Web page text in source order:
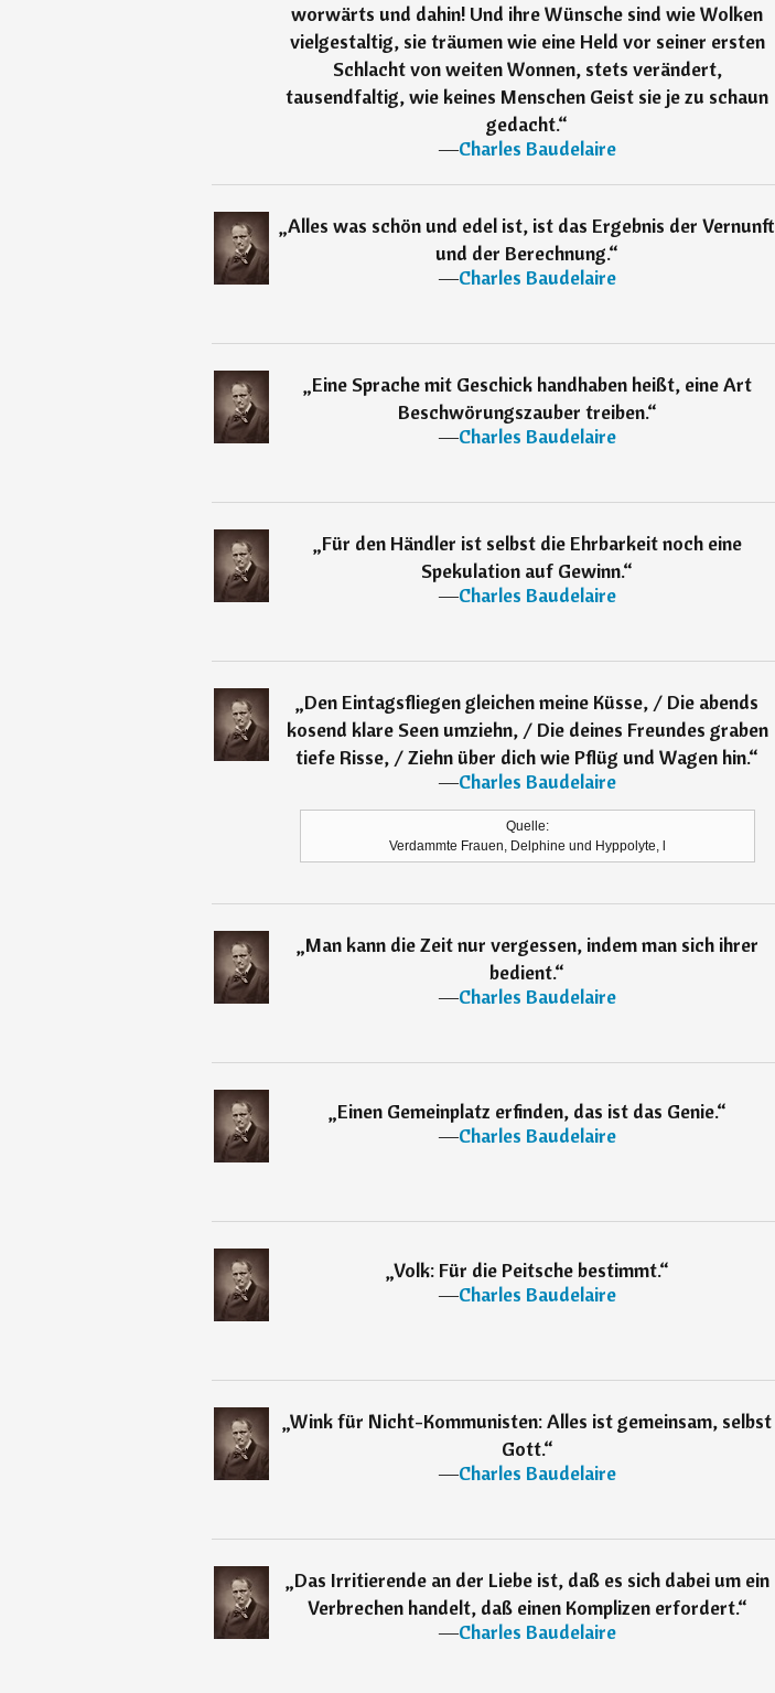
worwärts und dahin! Und ihre Wünsche sind wie Wolken
vielgestaltig, sie träumen wie eine Held vor seiner ersten
Schlacht von weiten Wonnen, stets verändert,
tausendfaltig, wie keines Menschen Geist sie je zu schaun
gedacht.“
―Charles Baudelaire
„Alles was schön und edel ist, ist das Ergebnis der Vernunft
und der Berechnung.“
―Charles Baudelaire
„Eine Sprache mit Geschick handhaben heißt, eine Art
Beschwörungszauber treiben.“
―Charles Baudelaire
„Für den Händler ist selbst die Ehrbarkeit noch eine
Spekulation auf Gewinn.“
―Charles Baudelaire
„Den Eintagsfliegen gleichen meine Küsse, / Die abends
kosend klare Seen umziehn, / Die deines Freundes graben
tiefe Risse, / Ziehn über dich wie Pflüg und Wagen hin.“
―Charles Baudelaire
Quelle:
Verdammte Frauen, Delphine und Hyppolyte, l
„Man kann die Zeit nur vergessen, indem man sich ihrer
bedient.“
―Charles Baudelaire
„Einen Gemeinplatz erfinden, das ist das Genie.“
―Charles Baudelaire
„Volk: Für die Peitsche bestimmt.“
―Charles Baudelaire
„Wink für Nicht-Kommunisten: Alles ist gemeinsam, selbst
Gott.“
―Charles Baudelaire
„Das Irritierende an der Liebe ist, daß es sich dabei um ein
Verbrechen handelt, daß einen Komplizen erfordert.“
―Charles Baudelaire